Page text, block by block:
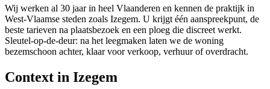
Wij werken al 30 jaar in heel Vlaanderen en kennen de praktijk in
West-Vlaamse steden zoals Izegem. U krijgt één aanspreekpunt, de
beste tarieven na plaatsbezoek en een ploeg die discreet werkt.
Sleutel-op-de-deur: na het leegmaken laten we de woning
bezemschoon achter, klaar voor verkoop, verhuur of overdracht.
Context in Izegem